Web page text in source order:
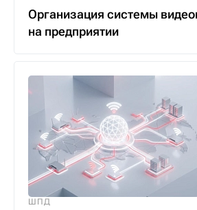
Организация системы
на предприятии
ШПД